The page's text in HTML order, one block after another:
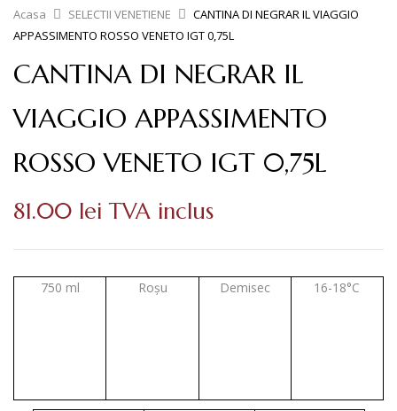
Acasa SELECTII VENETIENE
CANTINA DI NEGRAR IL VIAGGIO
APPASSIMENTO ROSSO VENETO IGT 0,75L
CANTINA DI NEGRAR IL
VIAGGIO APPASSIMENTO
ROSSO VENETO IGT 0,75L
81.00 lei TVA inclus
750 ml Roșu Demisec 16-18°C